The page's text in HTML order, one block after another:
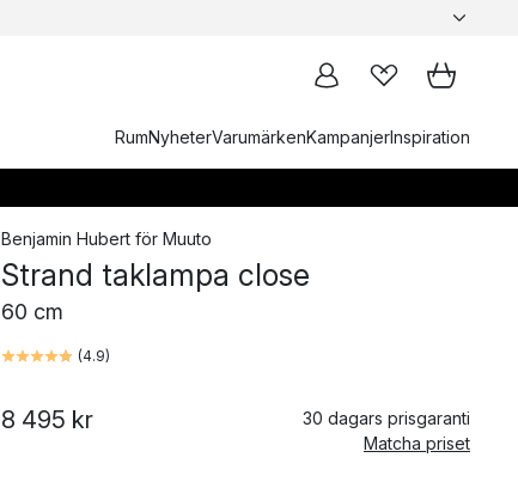
RumNyheterVarumärkenKampanjerInspiration
Benjamin Hubert för Muuto
Strand taklampa close
60 cm
(4.9)
8 495 kr
30 dagars prisgaranti
Matcha priset